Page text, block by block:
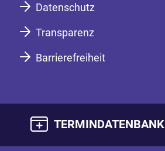
Datenschutz
Transparenz
Barrierefreiheit
TERMINDATENBANK